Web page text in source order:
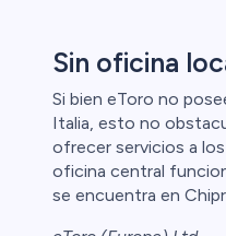
Sin oficina
Si bien eToro no
Italia, esto no
ofrecer servicios a
oficina central
se encuentra en